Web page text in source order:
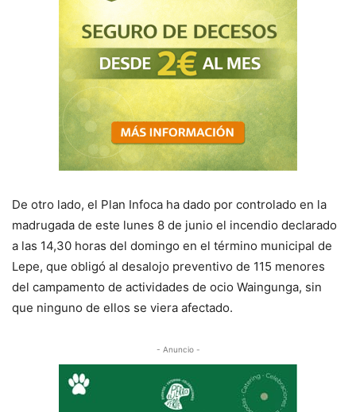
De otro lado, el Plan Infoca ha dado por controlado en la
madrugada de este lunes 8 de junio el incendio declarado
a las 14,30 horas del domingo en el término municipal de
Lepe, que obligó al desalojo preventivo de 115 menores
del campamento de actividades de ocio Waingunga, sin
que ninguno de ellos se viera afectado.
- Anuncio -